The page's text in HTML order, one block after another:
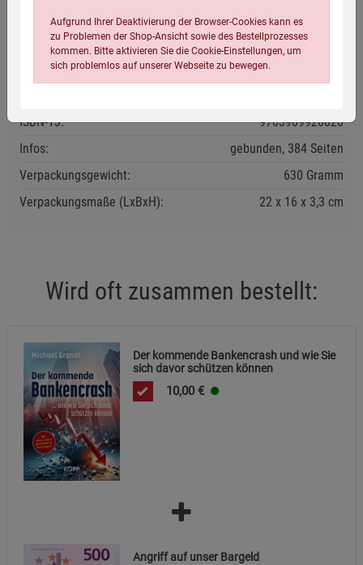
Eigenschaften
ISBN-13:
9783989920026
Infos:
gebunden, 384 Seiten
Verpackungsgewicht:
630 Gramm
Verpackungsmaße (LxBxH):
22 16 3,3 cm
Wird oft zusammen bestellt:
Der kommende Bankencrash und wie Sie
sich davor schützen können
10,00 €
Angriff auf unser Bargeld
Aufgrund Ihrer Deaktivierung der Browser-Cookies kann es
zu Problemen der Shop-Ansicht sowie des Bestellprozesses
kommen. Bitte aktivieren Sie die Cookie-Einstellungen, um
sich problemlos auf unserer Webseite zu bewegen.
Einstellungen speichern für die GruppeEinstellungen speichern für die Gruppe
Cookie-Informationen anzeigen
Funktionale Cookies (1)
Beschreibung Funktionale Cookies
Cookie-Informationen
Statistik Cookies (2)
Cookie-Informationenanzeigen